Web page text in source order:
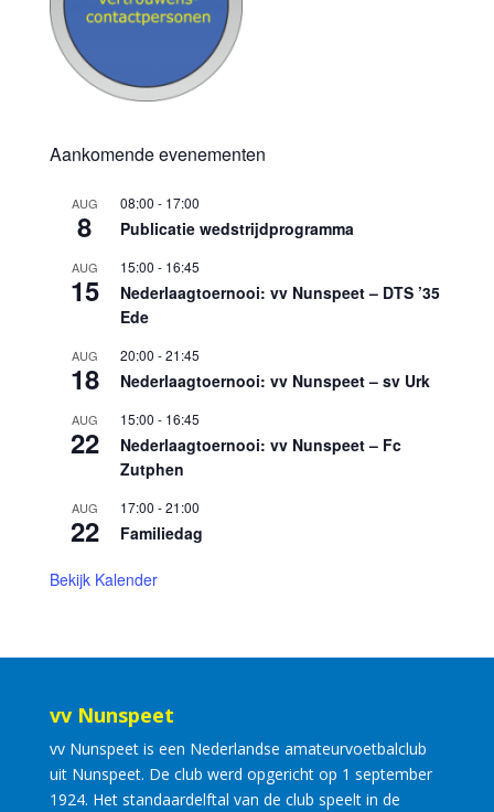
Aankomende evenementen
AUG
8
08:00 - 17:00
Publicatie wedstrijdprogramma
AUG
15
15:00 - 16:45
Nederlaagtoernooi: vv Nunspeet – DTS ’35
Ede
AUG
18
20:00 -21:45
Nederlaagtoernooi: vv Nunspeet – sv Urk
AUG
22
15:00 - 16:45
Nederlaagtoernooi: vv Nunspeet – Fc
Zutphen
AUG
22
17:00 -21:00
Familiedag
Bekijk Kalender
vv Nunspeet
vv Nunspeet is een Nederlandse amateurvoetbalclub
uit Nunspeet. De club werd opgericht op 1 september
1924. Het standaardelftal van de club speelt in de